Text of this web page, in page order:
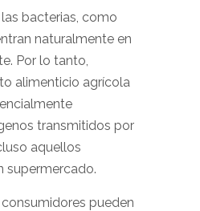
bacterias, como
naturalmente en
Por lo tanto,
alimenticio agrícola
transmitidos por
aquellos
supermercado.
pueden